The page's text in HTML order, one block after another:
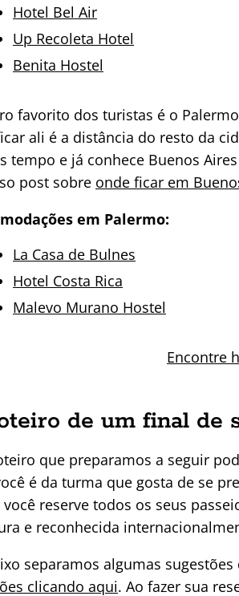
Hotel Bel Air
Up Recoleta Hotel
Benita Hostel
favorito dos turistas é o
ali é a distância do resto da
tempo e já conhece Buenos
post sobre onde ficar em
em Palermo:
La Casa de Bulnes
Hotel Costa Rica
Malevo Murano Hostel
Encontre
de um final de
que preparamos a seguir
é da turma que gosta de se
você reserve todos os seus
e reconhecida
separamos algumas
clicando aqui. Ao fazer sua